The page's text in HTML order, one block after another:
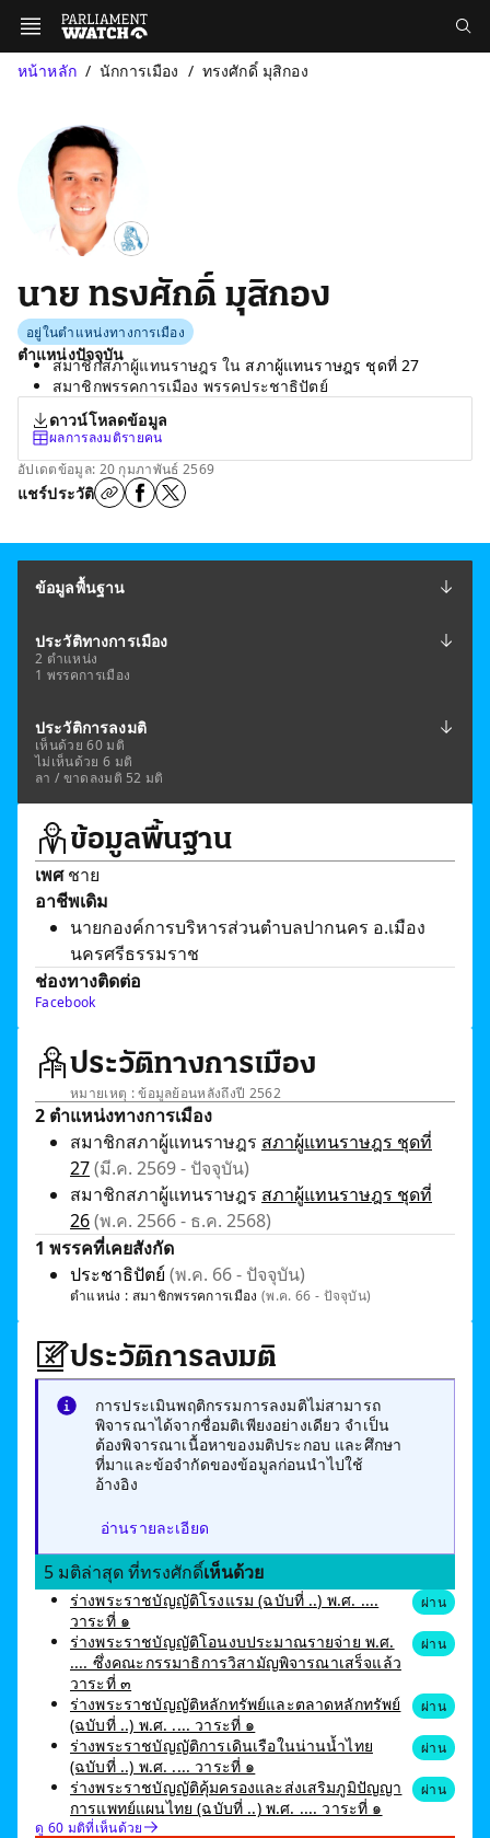
หน้าหลัก นักการเมือง ทรงศักดิ์ มุสิกอง
นาย ทรงศักดิ์ มุสิกอง
อยู่ในตำแหน่งทางการเมือง
ตำแหน่งปัจจุบัน
สมาชิกสภาผู้แทนราษฎร ใน สภาผู้แทนราษฎร ชุดที่ 27
สมาชิกพรรคการเมือง พรรคประชาธิปัตย์
ดาวน์โหลดข้อมูล
ผลการลงมติรายคน
อัปเดตข้อมูล: 20 กุมภาพันธ์ 2569
แชร์ประวัติ
ข้อมูลพื้นฐาน
ประวัติทางการเมือง
2 ตำแหน่ง
1 พรรคการเมือง
ประวัติการลงมติ
เห็นด้วย 60 มติ
ไม่เห็นด้วย 6 มติ
ลา / ขาดลงมติ 52 มติ
ข้อมูลพื้นฐาน
เพศชาย
อาชีพเดิม
นายกองค์การบริหารส่วนตำบลปากนคร อ.เมือง
นครศรีธรรมราช
ช่องทางติดต่อ
Facebook
ประวัติทางการเมือง
หมายเหตุ : ข้อมูลย้อนหลังถึงปี 2562
2 ตำแหน่งทางการเมือง
สมาชิกสภาผู้แทนราษฎร สภาผู้แทนราษฎร ชุดที่
27(มี.ค. 2569 - ปัจจุบัน)
สมาชิกสภาผู้แทนราษฎร สภาผู้แทนราษฎร ชุดที่
26(พ.ค. 2566 - ธ.ค. 2568)
1 พรรคที่เคยสังกัด
ประชาธิปัตย์ (พ.ค. 66 - ปัจจุบัน)
ตำแหน่ง : สมาชิกพรรคการเมือง(พ.ค. 66 - ปัจจุบัน)
ประวัติการลงมติ
การประเมินพฤติกรรมการลงมติไม่สามารถ
พิจารณาได้จากชื่อมติเพียงอย่างเดียว จำเป็น
ต้องพิจารณาเนื้อหาของมติประกอบ และศึกษา
ที่มาและข้อจำกัดของข้อมูลก่อนนำไปใช้
อ้างอิง
อ่านรายละเอียด
5 มติล่าสุด ที่ทรงศักดิ์เห็นด้วย
ร่างพระราชบัญญัติโรงแรม (ฉบับที่ ..) พ.ศ. ....
วาระที่ ๑
ผ่าน
ร่างพระราชบัญญัติโอนงบประมาณรายจ่าย พ.ศ.
.... ซึ่งคณะกรรมาธิการวิสามัญพิจารณาเสร็จแล้ว
วาระที่ ๓
ผ่าน
ร่างพระราชบัญญัติหลักทรัพย์และตลาดหลักทรัพย์
(ฉบับที่ ..) พ.ศ. .... วาระที่ ๑
ผ่าน
ร่างพระราชบัญญัติการเดินเรือในน่านน้ำไทย
(ฉบับที่ ..) พ.ศ. .... วาระที่ ๑
ผ่าน
ร่างพระราชบัญญัติคุ้มครองและส่งเสริมภูมิปัญญา
การแพทย์แผนไทย (ฉบับที่ ..) พ.ศ. .... วาระที่ ๑
ผ่าน
ดู 60 มติที่เห็นด้วย